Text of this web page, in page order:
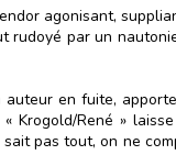
agonisant,
par un
auteur en fuite,
Krogold/René »
pas tout, on ne